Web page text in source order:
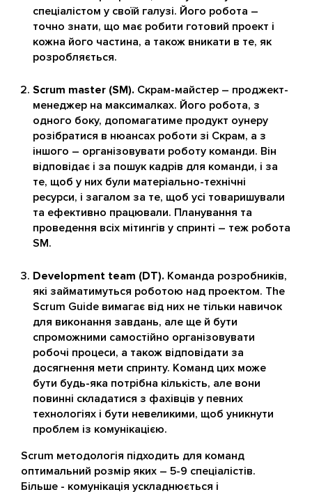
спеціалістом у своїй галузі. Його робота –
точно знати, що має робити готовий проект і
кожна його частина, а також вникати в те, як
розробляється.
Scrum master (SM). Скрам-майстер – проджект-
менеджер на максималках. Його робота, з
одного боку, допомагатиме продукт оунеру
розібратися в нюансах роботи зі Скрам, а з
іншого – організовувати роботу команди. Він
відповідає і за пошук кадрів для команди, і за
те, щоб у них були матеріально-технічні
ресурси, і загалом за те, щоб усі товаришували
та ефективно працювали. Планування та
проведення всіх мітингів у спринті – теж робота
SM.
Development team (DT). Команда розробників,
які займатимуться роботою над проектом. The
Scrum Guide вимагає від них не тільки навичок
для виконання завдань, але ще й бути
спроможними самостійно організовувати
робочі процеси, а також відповідати за
досягнення мети спринту. Команд цих може
бути будь-яка потрібна кількість, але вони
повинні складатися з фахівців у певних
технологіях і бути невеликими, щоб уникнути
проблем із комунікацією.
Scrum методологія підходить для команд
оптимальний розмір яких – 5-9 спеціалістів.
Більше - комунікація ускладнюється і